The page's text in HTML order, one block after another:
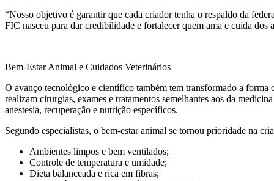
“Nosso objetivo é garantir que cada criador tenha o respaldo da
FIC nasceu para dar credibilidade e fortalecer quem ama e cuida
Bem-Estar Animal e Cuidados Veterinários
O avanço tecnológico e científico também tem transformado a forma
realizam cirurgias, exames e tratamentos semelhantes aos da
anestesia, recuperação e nutrição específicos.
Segundo especialistas, o bem-estar animal se tornou prioridade na
Ambientes limpos e bem ventilados;
Controle de temperatura e umidade;
Dieta balanceada e rica em fibras;